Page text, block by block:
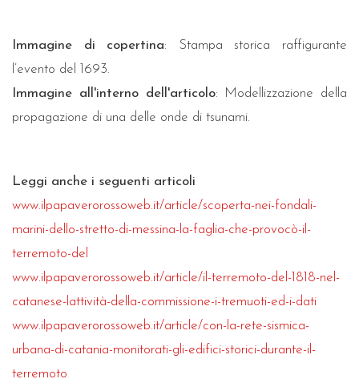
Immagine di copertina: Stampa storica raffigurante
l’evento del 1693.
Immagine all'interno dell'articolo: Modellizzazione della
propagazione di una delle onde di tsunami.
Leggi anche i seguenti articoli
www.ilpapaverorossoweb.it/article/scoperta-nei-fondali-
marini-dello-stretto-di-messina-la-faglia-che-provocò-il-
terremoto-del
www.ilpapaverorossoweb.it/article/il-terremoto-del-1818-nel-
catanese-lattività-della-commissione-i-tremuoti-ed-i-dati
www.ilpapaverorossoweb.it/article/con-la-rete-sismica-
urbana-di-catania-monitorati-gli-edifici-storici-durante-il-
terremoto